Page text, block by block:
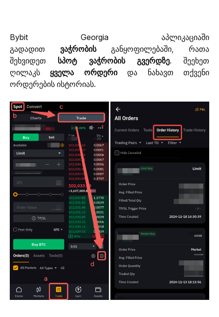
Bybit Georgia აპლიკაციაში
გადადით ვაჭრობის განყოფილებაში, რათა
შეხვიდეთ სპოტ ვაჭრობის გვერდზე. შეეხეთ
ღილაკს ყველა ორდერი და ნახავთ თქვენი
ორდერების ისტორიას.